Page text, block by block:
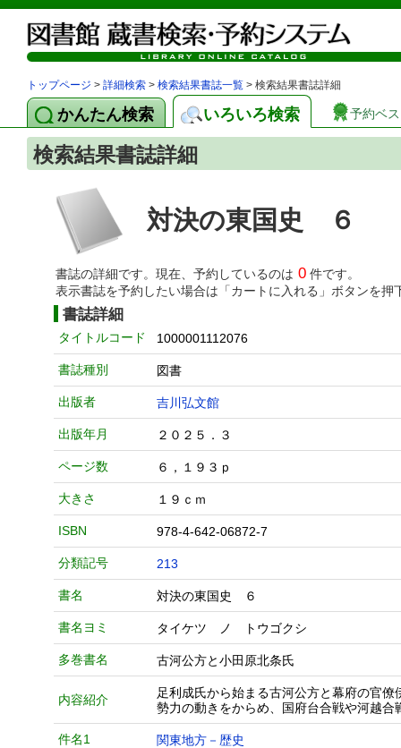
トップページ > 詳細検索 > 検索結果書誌一覧 > 検索結果書誌詳細
かんたん検索 いろいろ検索 予約ベ
検索結果書誌詳細
対決の東国史 ６
書誌の詳細です。現在、予約しているのは 0 件です。
表示書誌を予約したい場合は「カートに入れる」ボタンを押
書誌詳細
タイトルコード 1000001112076
書誌種別 図書
出版者 吉川弘文館
出版年月 ２０２５．３
ページ数 ６，１９３ｐ
大きさ １９ｃｍ
ISBN 978-4-642-06872-7
分類記号 213
書名 対決の東国史 ６
書名ヨミ タイケツ ノ トウゴクシ
多巻書名 古河公方と小田原北条氏
内容紹介
足利成氏から始まる古河公方と幕府の官
勢力の動きをからめ、国府台合戦や河越
件名1 関東地方－歴史